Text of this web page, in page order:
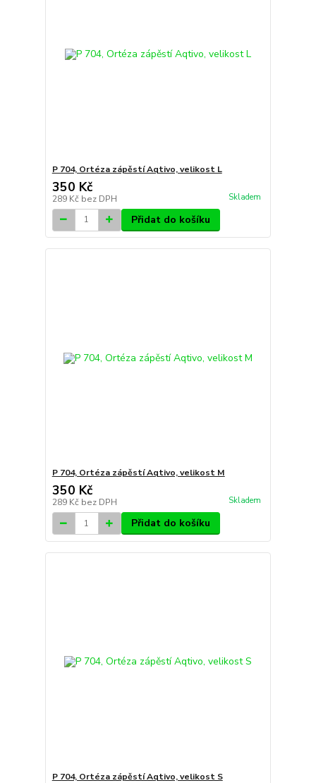
P 704, Ortéza zápěstí Aqtivo, velikost L
350 Kč
289 Kč bez DPH Skladem
Přidat do košíku
P 704, Ortéza zápěstí Aqtivo, velikost M
350 Kč
289 Kč bez DPH Skladem
Přidat do košíku
P 704, Ortéza zápěstí Aqtivo, velikost S